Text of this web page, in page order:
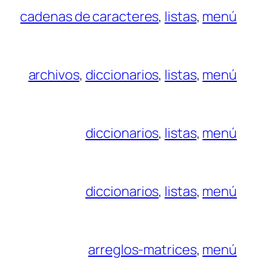
cadenas de caracteres, listas, menú
archivos, diccionarios, listas, menú
diccionarios, listas, menú
diccionarios, listas, menú
arreglos-matrices, menú